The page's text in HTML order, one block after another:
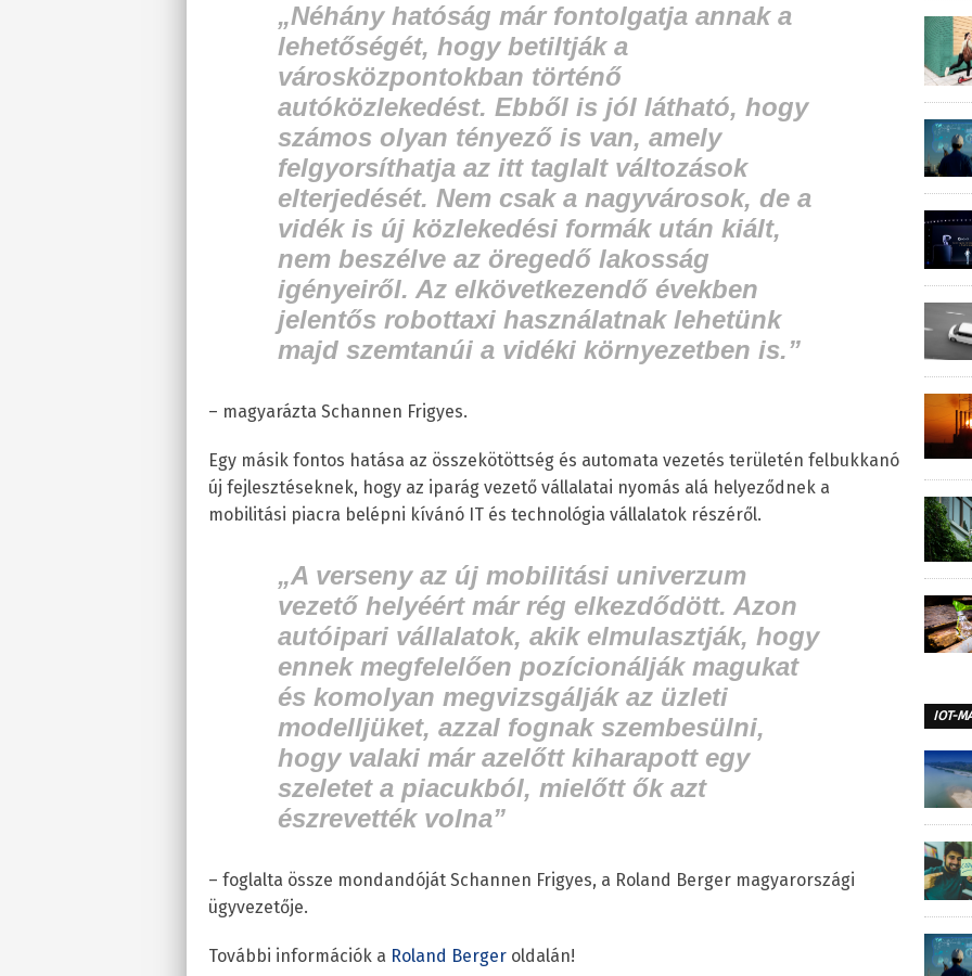
„Néhány hatóság már fontolgatja annak a
lehetőségét, hogy betiltják a
városközpontokban történő
autóközlekedést. Ebből is jól látható, hogy
számos olyan tényező is van, amely
felgyorsíthatja az itt taglalt változások
elterjedését. Nem csak a nagyvárosok, de a
vidék is új közlekedési formák után kiált,
nem beszélve az öregedő lakosság
igényeiről. Az elkövetkezendő években
jelentős robottaxi használatnak lehetünk
majd szemtanúi a vidéki környezetben is.”
– magyarázta Schannen Frigyes.
Egy másik fontos hatása az összekötöttség és automata vezetés területén felbukkanó
új fejlesztéseknek, hogy az iparág vezető vállalatai nyomás alá helyeződnek a
mobilitási piacra belépni kívánó IT és technológia vállalatok részéről.
„A verseny az új mobilitási univerzum
vezető helyéért már rég elkezdődött. Azon
autóipari vállalatok, akik elmulasztják, hogy
ennek megfelelően pozícionálják magukat
és komolyan megvizsgálják az üzleti
modelljüket, azzal fognak szembesülni,
hogy valaki már azelőtt kiharapott egy
szeletet a piacukból, mielőtt ők azt
észrevették volna”
– foglalta össze mondandóját Schannen Frigyes, a Roland Berger magyarországi
ügyvezetője.
További információk a Roland Berger oldalán!
IOT-